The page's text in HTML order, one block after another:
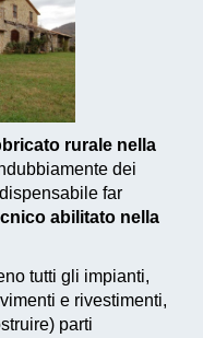
rurale nella
dei
far
abilitato nella
tutti gli impianti,
e rivestimenti,
parti